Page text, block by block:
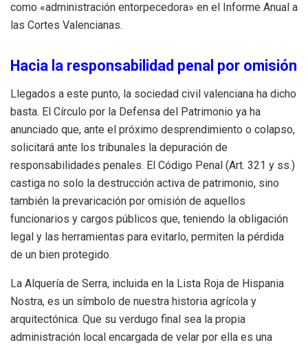
como «administración entorpecedora» en el Informe Anual a
las Cortes Valencianas.
Hacia la responsabilidad penal por omisión
Llegados a este punto, la sociedad civil valenciana ha dicho
basta. El Círculo por la Defensa del Patrimonio ya ha
anunciado que, ante el próximo desprendimiento o colapso,
solicitará ante los tribunales la depuración de
responsabilidades penales. El Código Penal (Art. 321 y ss.)
castiga no solo la destrucción activa de patrimonio, sino
también la prevaricación por omisión de aquellos
funcionarios y cargos públicos que, teniendo la obligación
legal y las herramientas para evitarlo, permiten la pérdida
de un bien protegido.
La Alquería de Serra, incluida en la Lista Roja de Hispania
Nostra, es un símbolo de nuestra historia agrícola y
arquitectónica. Que su verdugo final sea la propia
administración local encargada de velar por ella es una